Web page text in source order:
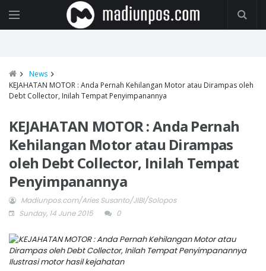
News
KEJAHATAN MOTOR : Anda Pernah Kehilangan Motor atau Dirampas oleh
Debt Collector, Inilah Tempat Penyimpanannya
KEJAHATAN MOTOR : Anda Pernah
Kehilangan Motor atau Dirampas
oleh Debt Collector, Inilah Tempat
Penyimpanannya
Madiunpos.com/Aries Susanto/JIBI/Solopos
Sunday, 14 June 2015
0
Ilustrasi motor hasil kejahatan